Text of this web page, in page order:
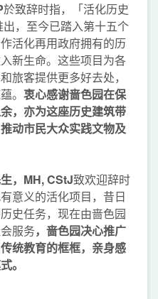
於致辞时指，「活化历史
，至今已踏入第十五个
活化再用政府拥有的历
新生命。这些项目为各
旅客提供更多好去处，
。 衷心感谢啬色园在保
，亦为这座历史建筑带
动市民大众实践文物及
， MH, CStJ致欢迎辞时
意义的活化项目，昔日
史任务，现在由啬色园
服务，啬色园决心推广
统教育的框框，亲身感
。